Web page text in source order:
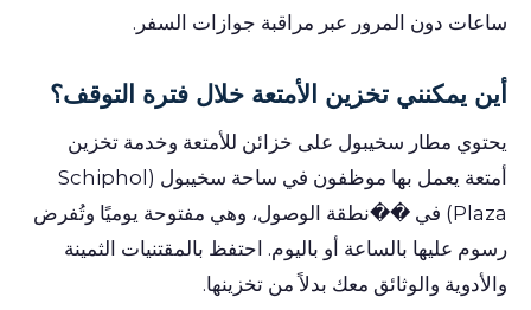
ساعات دون المرور عبر مراقبة جوازات السفر.
أين يمكنني تخزين الأمتعة خلال فترة التوقف؟
يحتوي مطار سخيبول على خزائن للأمتعة وخدمة تخزين
أمتعة يعمل بها موظفون في ساحة سخيبول (Schiphol
Plaza) في ��نطقة الوصول، وهي مفتوحة يوميًا وتُفرض
رسوم عليها بالساعة أو باليوم. احتفظ بالمقتنيات الثمينة
والأدوية والوثائق معك بدلاً من تخزينها.